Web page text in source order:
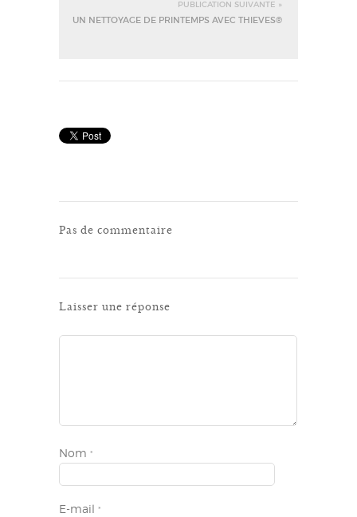
PUBLICATION SUIVANTE »
UN NETTOYAGE DE PRINTEMPS AVEC THIEVES®
Pas de commentaire
Laisser une réponse
Nom *
E-mail *